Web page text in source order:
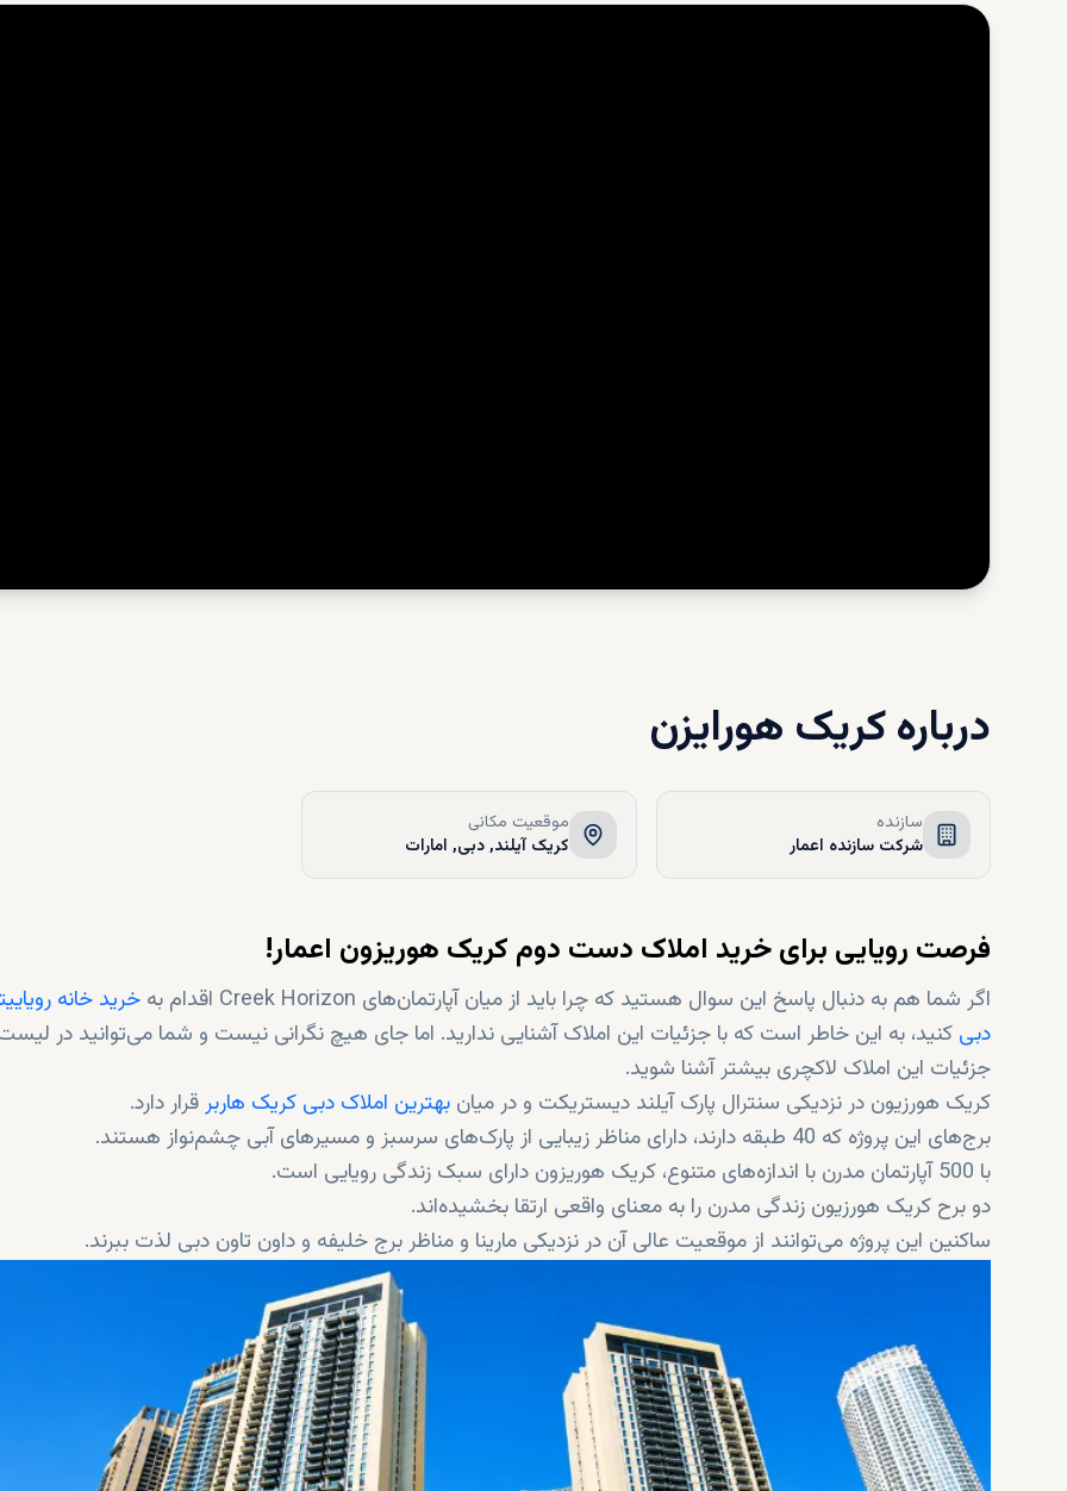
دربارهکریک هورایزن
سازنده
شرکت سازنده اعمار
موقعیت مکانی
کریک آیلند, دبی, امارات
فرصت رویایی برای خرید املاک دست دوم کریک هوریزون اعمار!
اگر شما هم به دنبال پاسخ این سوال هستید که چرا باید از میان آپارتمان‌های Creek Horizon اقدام به
خرید خانه
دبی کنید، به این خاطر است که با جزئیات این املاک آشنایی ندارید. اما جای هیچ نگرانی نیست و شما می‌توانید در لیست
جزئیات این املاک لاکچری بیشتر آشنا شوید.
کریک هورزیون در نزدیکی سنترال پارک آیلند دیستریکت و در میان بهترین املاک دبی کریک هاربرقرار دارد.
برج‌های این پروژه که 40 طبقه دارند، دارای مناظر زیبایی از پارک‌های سرسبز و مسیرهای آبی چشم‌نواز هستند.
با 500 آپارتمان مدرن با اندازه‌های متنوع، کریک هوریزون دارای سبک زندگی رویایی است.
دو برح کریک هورزیون زندگی مدرن را به معنای واقعی ارتقا بخشیده‌اند.
ساکنین این پروژه می‌توانند از موقعیت عالی آن در نزدیکی مارینا و مناظر برج خلیفه و داون تاون دبی لذت ببرند.
این آپارتمان‌های عالی دارای بهترین تجهیزات و امکانات جذابی هستند تا ساکنین بتوانند زندگی سرشار از راحتی و آسایش